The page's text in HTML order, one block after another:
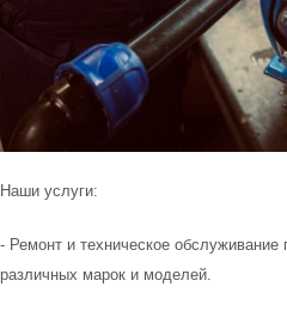
Наши услуги:
- Ремонт и техническое обслуживание
различных марок и моделей.